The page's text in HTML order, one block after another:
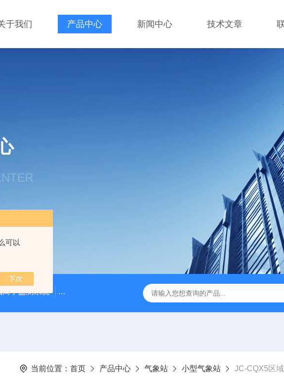
可以
于我们 产品中心 新闻中心 技术文章
子监测系统 JC-FZ5大气负氧离子监测站 JC-ZS07多参数污水在线检测仪
当前位置： 首页 产品中心 气象站 小型气象站 JC-CQX5区